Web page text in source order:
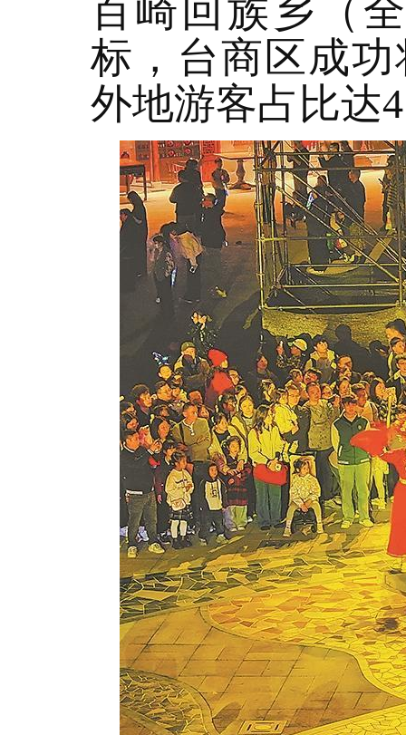
百崎回族乡（
标，台商区成
外地游客占比达